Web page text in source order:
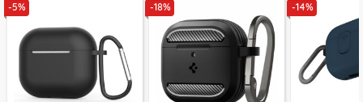
-5% -18% -14%